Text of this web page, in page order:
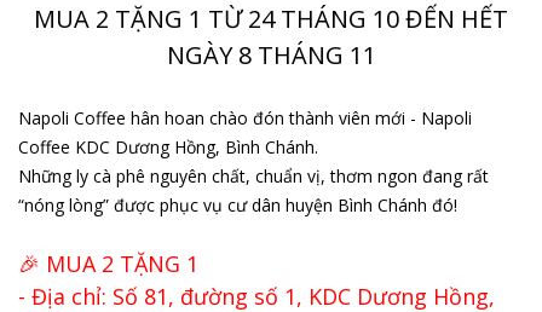
MUA 2 TẶNG 1 TỪ 24 THÁNG 10 ĐẾN HẾT
NGÀY 8 THÁNG 11
Napoli Coffee hân hoan chào đón thành viên mới - Napoli
Coffee KDC Dương Hồng, Bình Chánh.
Những ly cà phê nguyên chất, chuẩn vị, thơm ngon đang rất
“nóng lòng” được phục vụ cư dân huyện Bình Chánh đó!
🎉 MUA 2 TẶNG 1
- Địa chỉ: Số 81, đường số 1, KDC Dương Hồng,